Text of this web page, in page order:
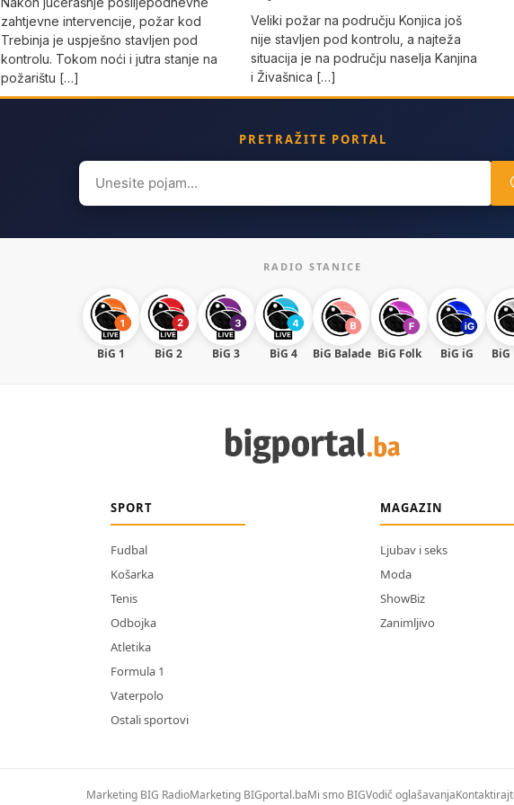
zahtjevne intervencije, požar kod
Trebinja je uspješno stavljen pod
kontrolu. Tokom noći i jutra stanje na
požarištu […]
Veliki požar na području Konjica još
nije stavljen pod kontrolu, a najteža
situacija je na području naselja Kanjina
i Živašnica […]
PRETRAŽITE PORTAL
Search
for:
RADIO STANICE
BiG 1 BiG 2 BiG 3 BiG 4 BiG Balade BiG Folk BiG iG BiG
SPORT
Fudbal
Košarka
Tenis
Odbojka
Atletika
Formula 1
Vaterpolo
Ostali sportovi
MAGAZIN
Ljubav i seks
Moda
ShowBiz
Zanimljivo
Marketing BIG RadioMarketing BIGportal.baMi smo BIGVodič oglašavanja